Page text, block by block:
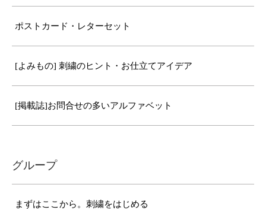
ポストカード・レターセット
[よみもの] 刺繍のヒント・お仕立てアイデア
[掲載誌]お問合せの多いアルファベット
グループ
まずはここから。刺繍をはじめる